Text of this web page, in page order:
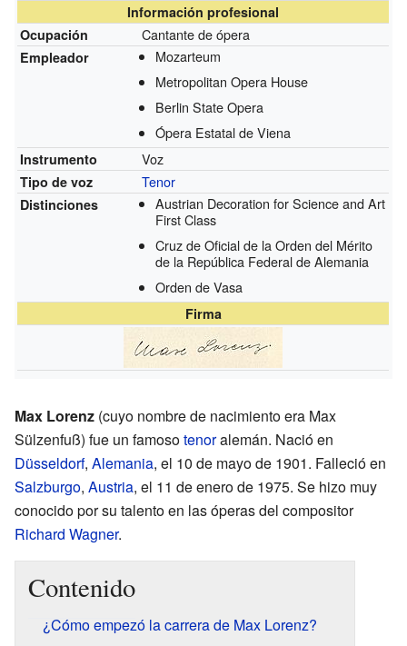
Información profesional
Ocupación
Cantante de ópera
Empleador
Mozarteum
Metropolitan Opera House
Berlin State Opera
Ópera Estatal de Viena
Instrumento Voz
Tipo de voz Tenor
Distinciones
Austrian Decoration for Science and Art
First Class
Cruz de Oficial de la Orden del Mérito
de la República Federal de Alemania
Orden de Vasa
Firma
Max Lorenz (cuyo nombre de nacimiento era Max
Sülzenfuß) fue un famosotenoralemán. Nació en
Düsseldorf, Alemania, el 10 de mayo de 1901. Falleció en
Salzburgo, Austria, el 11 de enero de 1975. Se hizo muy
conocido por su talento en las óperas del compositor
Richard Wagner.
Contenido
¿Cómo empezó la carrera de Max Lorenz?